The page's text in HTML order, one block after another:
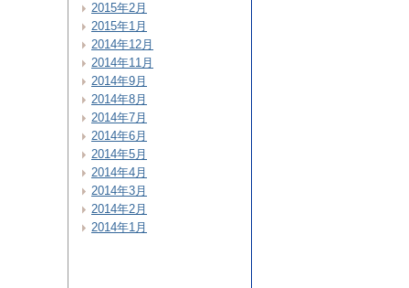
2015年2月
2015年1月
2014年12月
2014年11月
2014年9月
2014年8月
2014年7月
2014年6月
2014年5月
2014年4月
2014年3月
2014年2月
2014年1月